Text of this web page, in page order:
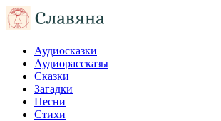
Аудиосказки
Аудиорассказы
Сказки
Загадки
Песни
Стихи